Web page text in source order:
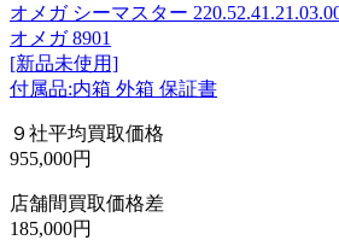
オメガ シーマスター
オメガ 8901
[新品未使用]
付属品:内箱 外箱 保証書
９社平均買取価格
955,000円
店舗間買取価格差
185,000円